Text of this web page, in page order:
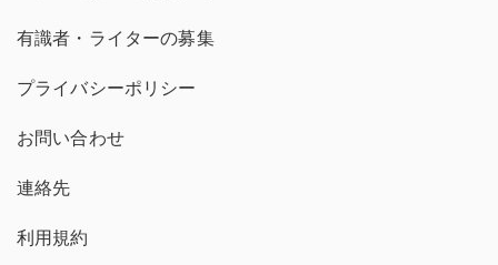
有識者・ライターの募集
プライバシーポリシー
お問い合わせ
連絡先
利用規約